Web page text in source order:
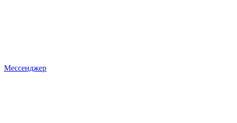
Мессенджер